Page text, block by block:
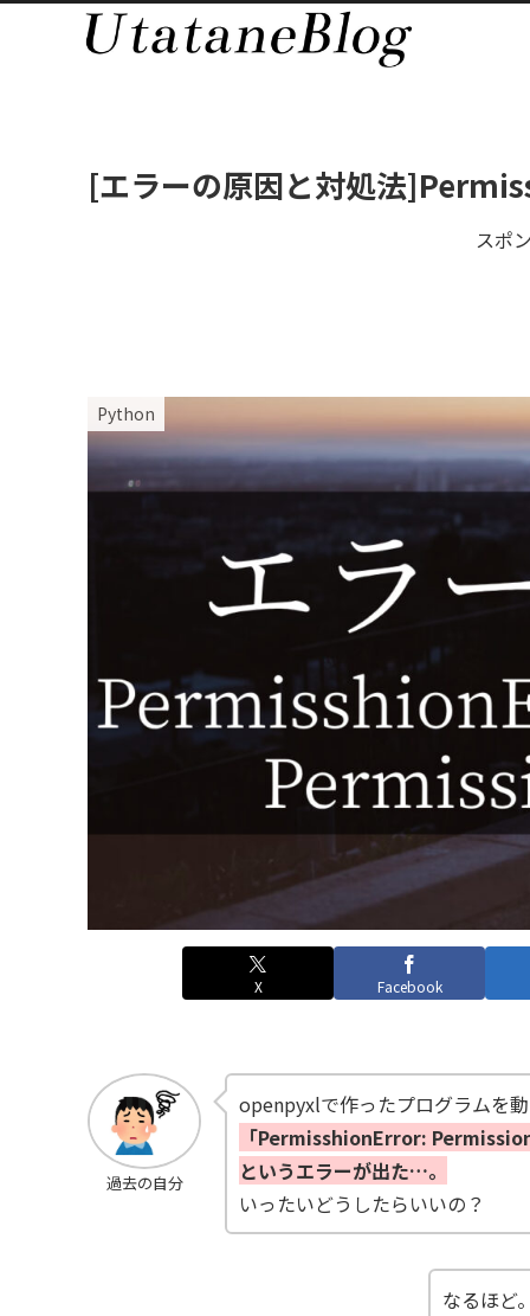
[エラーの原因と対処法
スポ
Python
X Facebook
過去の自分
openpyxlで作ったプログラムを
「PermisshionError:
というエラーが出た…。
いったいどうしたらいいの？
なるほど